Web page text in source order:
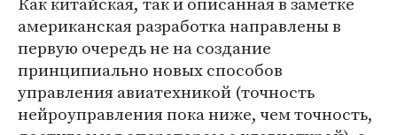
американская разработка направлены в
первую очередь не на создание
принципиально новых способов
управления авиатехникой (точность
нейроуправления пока ниже, чем точность,